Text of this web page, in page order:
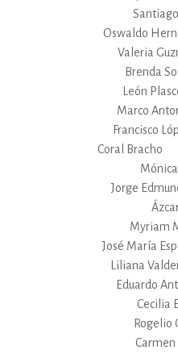
Oswaldo
Valeria
Brenda
León
Marco
Francisco
Coral Bracho
Jorge
Myriam
José María
Liliana
Eduardo
Cecilia
Rogelio